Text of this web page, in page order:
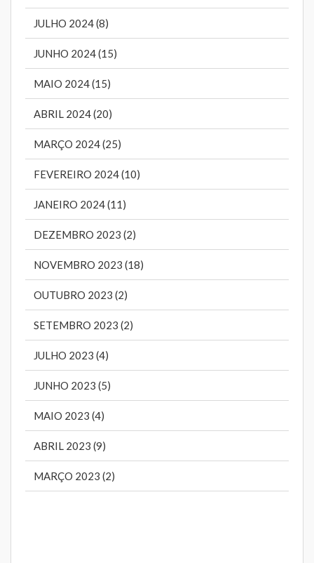
JULHO 2024 (8)
JUNHO 2024 (15)
MAIO 2024 (15)
ABRIL 2024 (20)
MARÇO 2024 (25)
FEVEREIRO 2024 (10)
JANEIRO 2024 (11)
DEZEMBRO 2023 (2)
NOVEMBRO 2023 (18)
OUTUBRO 2023 (2)
SETEMBRO 2023 (2)
JULHO 2023 (4)
JUNHO 2023 (5)
MAIO 2023 (4)
ABRIL 2023 (9)
MARÇO 2023 (2)